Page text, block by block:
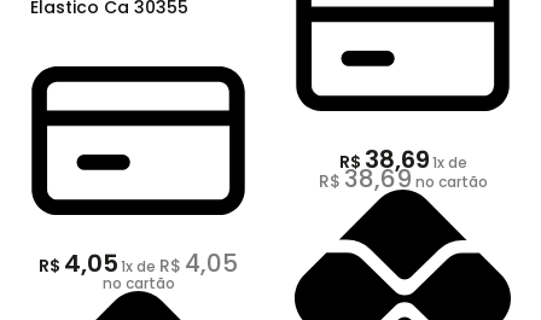
Elastico Ca 30355
R$ 4,051x de R$ 4,05
no cartão
R$ 38,691x de
R$ 38,69 no cartão